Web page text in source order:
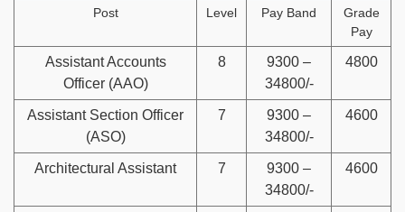
Post Level Pay Band
Grade
Pay
Assistant Accounts
Officer (AAO)
8
9300 –
34800/-
4800
Assistant Section Officer
(ASO)
7
9300 –
34800/-
4600
Architectural Assistant 7
9300 –
34800/-
4600